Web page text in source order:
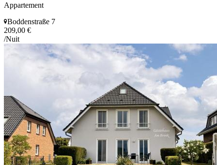
Appartement
Boddenstraße 7
209,00 €
/Nuit